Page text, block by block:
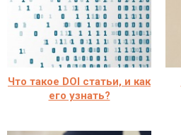
Что такое DOI статьи, и как
его узнать?